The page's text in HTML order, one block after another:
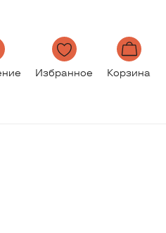
Избранное Корзина